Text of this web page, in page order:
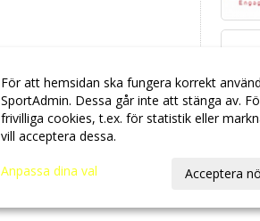
För att hemsidan ska fungera korrekt
SportAdmin. Dessa går inte att stänga av.
frivilliga cookies, t.ex. för statistik eller
vill acceptera dessa.
Anpassa dina val Acceptera